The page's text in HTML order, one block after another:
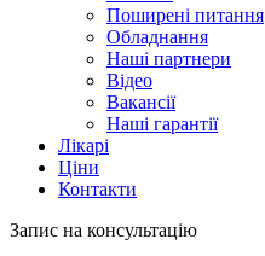
Поширені питання
Обладнання
Наші партнери
Відео
Вакансії
Наші гарантії
Лікарі
Ціни
Контакти
Запис на консультацію